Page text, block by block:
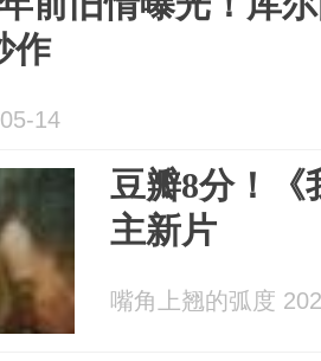
作
14
豆瓣8分！《
主新片
嘴角上翘的弧度